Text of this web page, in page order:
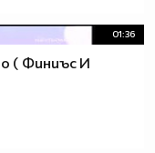
01:36
( Финиъс И